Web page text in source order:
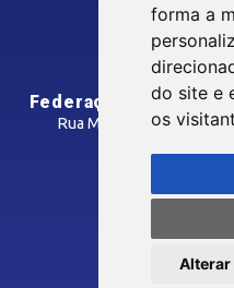
forma a
do site e
os
Alterar
CONTRIBUIÇÃO
SINDICATOS
Federação das
Rua Manoel Gonçalves
©